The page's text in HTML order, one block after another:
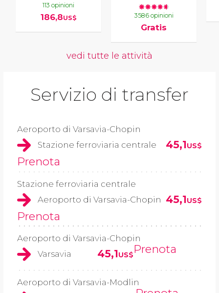
113 opinioni
186,8US$ 3586 opinioni
Gratis
vedi tutte le attività
Servizio di transfer
Aeroporto di Varsavia-Chopin
Stazione ferroviaria centrale
45,1US$
Prenota
Stazione ferroviaria centrale
Aeroporto di Varsavia-Chopin 45,1US$
Prenota
Aeroporto di Varsavia-Chopin
Varsavia
45,1US$Prenota
Aeroporto di Varsavia-Modlin